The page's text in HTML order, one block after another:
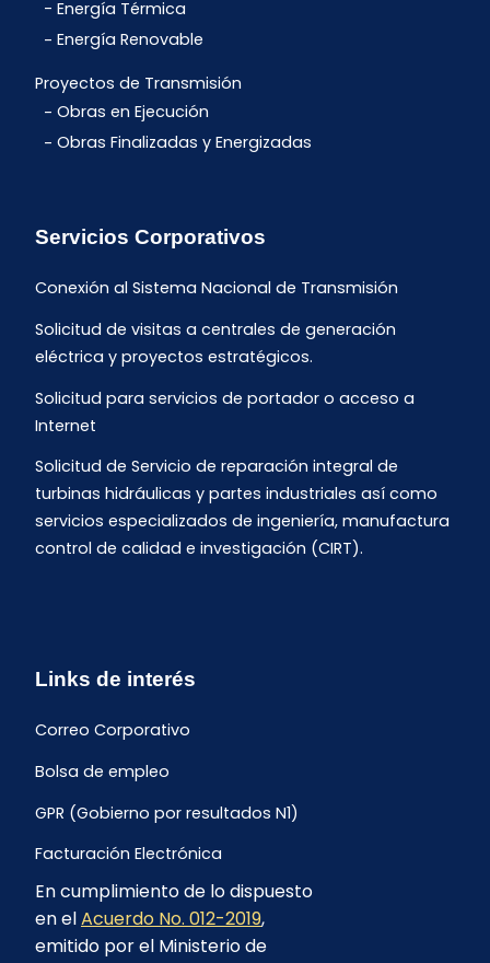
Energía Térmica
Energía Renovable
Proyectos de Transmisión
Obras en Ejecución
Obras Finalizadas y Energizadas
Servicios Corporativos
Conexión al Sistema Nacional de Transmisión
Solicitud de visitas a centrales de generación
eléctrica y proyectos estratégicos.
Solicitud para servicios de portador o acceso a
Internet
Solicitud de Servicio de reparación integral de
turbinas hidráulicas y partes industriales así como
servicios especializados de ingeniería, manufactura
control de calidad e investigación (CIRT).
Links de interés
Correo Corporativo
Bolsa de empleo
GPR (Gobierno por resultados N1)
Facturación Electrónica
Archivo Histórico de Facturación
Portal Ambiental y Social
En cumplimiento de lo dispuesto
en elAcuerdo No. 012-2019,
emitido por el Ministerio de